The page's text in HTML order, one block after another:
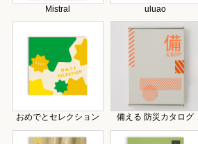
Mistral uluao
おめでとセレクション 備える 防災カタログ